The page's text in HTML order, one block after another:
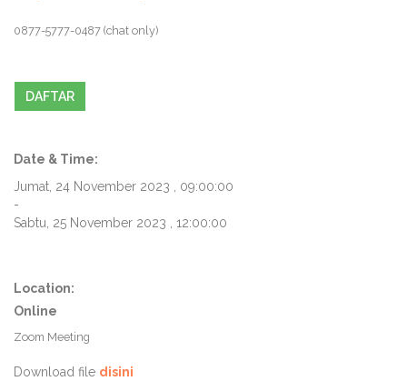
0877-5777-0487 (chat only)
DAFTAR
Date & Time:
Jumat, 24 November 2023 , 09:00:00
-
Sabtu, 25 November 2023 , 12:00:00
Location:
Online
Zoom Meeting
Download file disini